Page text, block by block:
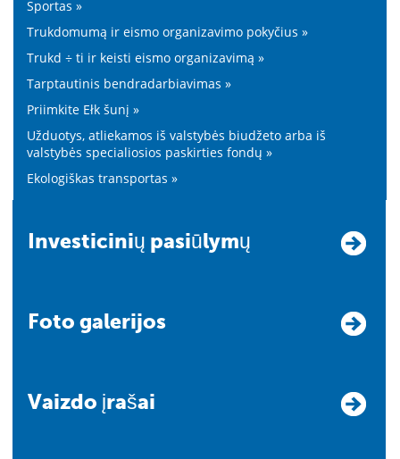
Sportas »
Trukdomumą ir eismo organizavimo pokyčius »
Trukd ÷ ti ir keisti eismo organizavimą »
Tarptautinis bendradarbiavimas »
Priimkite Ełk šunį »
Užduotys, atliekamos iš valstybės biudžeto arba iš
valstybės specialiosios paskirties fondų »
Ekologiškas transportas »
Investicinių pasiūlymų
Foto galerijos
Vaizdo įrašai